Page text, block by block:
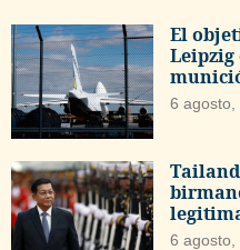
El
Leipzig
6 agosto,
6 agosto,